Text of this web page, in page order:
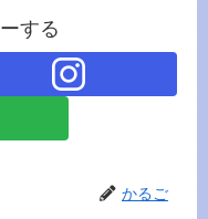
する
かるご